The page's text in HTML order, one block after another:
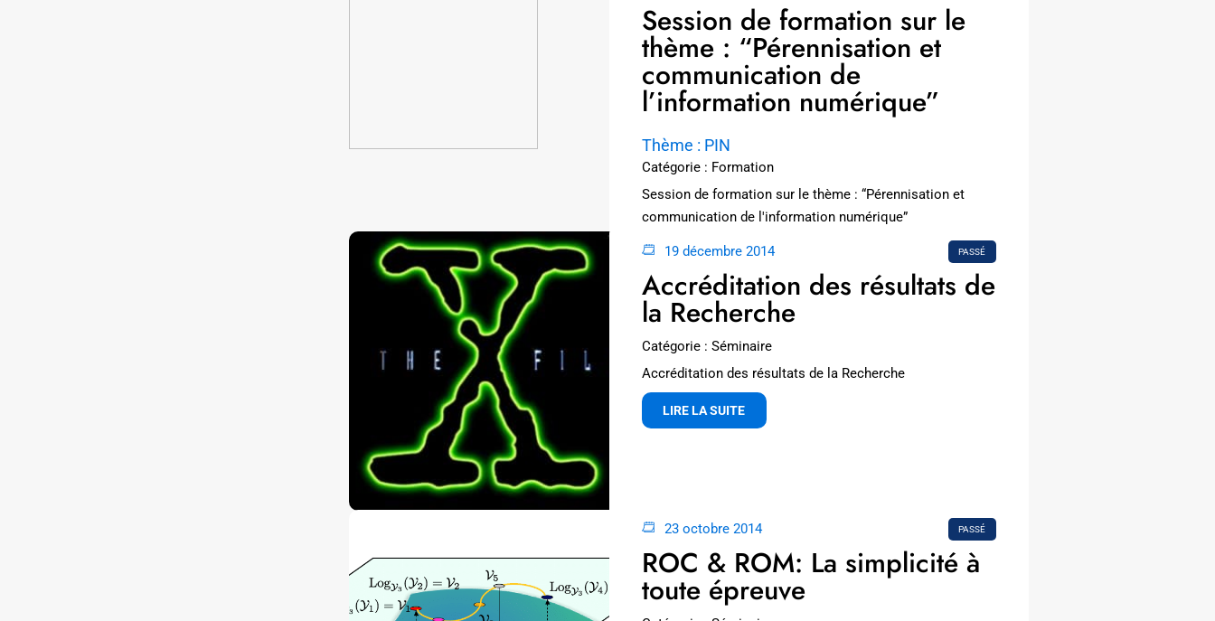
Session de formation sur le
thème : “Pérennisation et
communication de
l’information numérique”
Thème : PIN
Catégorie : Formation
Session de formation sur le thème : “Pérennisation et
communication de l'information numérique”
LIRE LA SUITE
19 décembre 2014 PASSÉ
Accréditation des résultats de
la Recherche
Catégorie : Séminaire
Accréditation des résultats de la Recherche
LIRE LA SUITE
23 octobre 2014 PASSÉ
ROC & ROM: La simplicité à
toute épreuve